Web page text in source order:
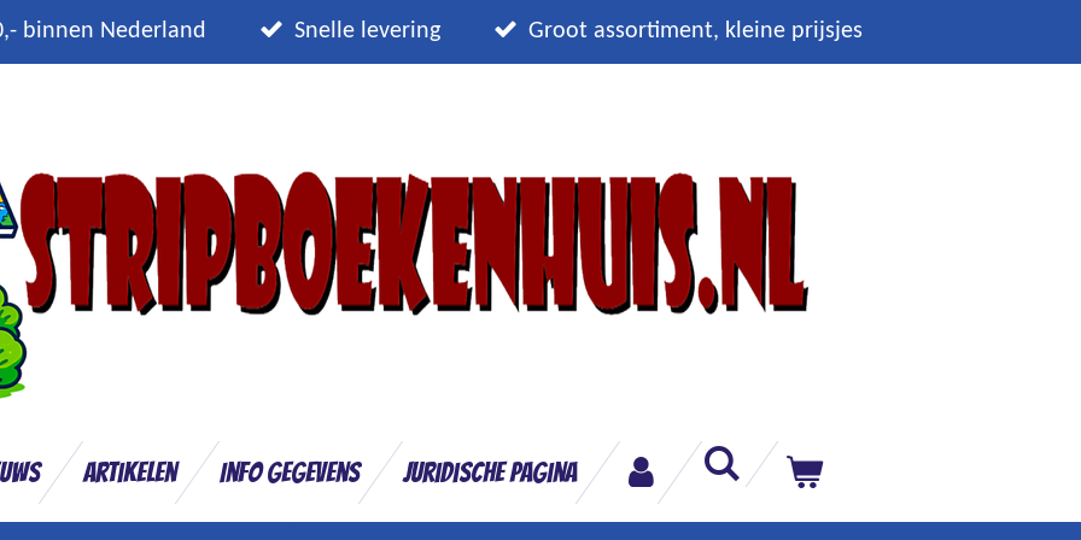
binnen Nederland Snelle levering Groot assortiment, kleine prijsjes
Artikelen Info gegevens Juridische pagina